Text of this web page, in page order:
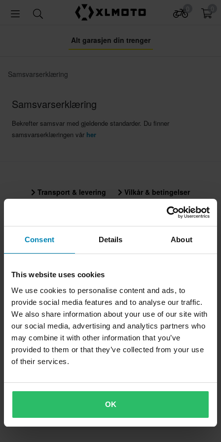
Consent Details About
This website uses cookies
We use cookies to personalise content and ads, to
provide social media features and to analyse our traffic.
We also share information about your use of our site with
our social media, advertising and analytics partners who
may combine it with other information that you’ve
provided to them or that they’ve collected from your use
of their services.
OK
Alt garasjen din trenger
Samsvarserklæring
Samsvarserklæring
Bekrefter samsvar med gjeldende standarder. Du finner
samsvarserklæringen vår her
Transport & levering
Vilkår & betingelser
Returer
Reklamasjoner & Klager
Informasjon om gjenvinning
Om xlmoto.no
Kundeservice Info@xlmoto.no
Abonner på vårt nyhetsbrev for nyheter og
fantastiske tilbud!
Ved å registrere deg for vårt nyhetsbrev godkjenner du vårt